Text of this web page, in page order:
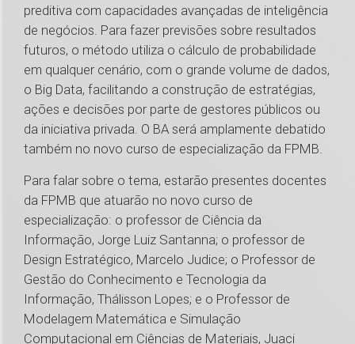
preditiva com capacidades avançadas de inteligência
de negócios. Para fazer previsões sobre resultados
futuros, o método utiliza o cálculo de probabilidade
em qualquer cenário, com o grande volume de dados,
o Big Data, facilitando a construção de estratégias,
ações e decisões por parte de gestores públicos ou
da iniciativa privada. O BA será amplamente debatido
também no novo curso de especialização da FPMB.
Para falar sobre o tema, estarão presentes docentes
da FPMB que atuarão no novo curso de
especialização: o professor de Ciência da
Informação, Jorge Luiz Santanna; o professor de
Design Estratégico, Marcelo Judice; o Professor de
Gestão do Conhecimento e Tecnologia da
Informação, Thálisson Lopes; e o Professor de
Modelagem Matemática e Simulação
Computacional em Ciências de Materiais, Juaci